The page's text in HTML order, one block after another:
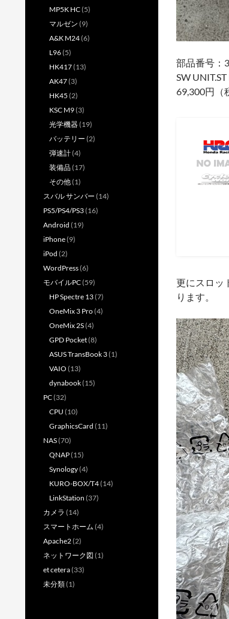
部品番号：
SW
69,300円（
更にスロッ
ります。
MP5K HC(5)
マルゼン (9)
A&K M24(6)
L96(5)
HK417(13)
AK47(3)
HK45 (2)
KSC M9(3)
光学機器(19)
バッテリー (2)
弾速計(4)
装備品(17)
その他(1)
スバル サンバー (14)
PS5/PS4/PS3(16)
Android (19)
iPhone(9)
iPod (2)
WordPress(6)
モバイルPC(59)
HP Spectre 13(7)
OneMix 3 Pro(4)
OneMix 2S(4)
GPD Pocket(8)
ASUS TransBook 3(1)
VAIO (13)
dynabook(15)
PC(32)
CPU (10)
GraphicsCard (11)
NAS(70)
QNAP(15)
Synology(4)
KURO-BOX/T4(14)
LinkStation (37)
カメラ (14)
スマートホーム (4)
Apache2(2)
ネットワーク図 (1)
et cetera(33)
未分類(1)